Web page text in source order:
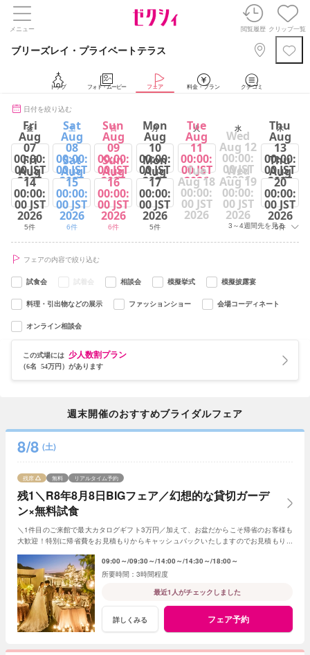
メニュー 閲覧履歴 クリップ一覧
ブリーズレイ・プライベートテラス
トップ フォト・ムービー フェア 料金・プラン クチコミ
日付を絞り込む
金 土 日 月 火 水 木
Fri
Aug
07
00:00:
00 JST
2026
5件
Sat
Aug
08
00:00:
00 JST
2026
6件
Sun
Aug
09
00:00:
00 JST
2026
6件
Mon
Aug
10
00:00:
00 JST
2026
5件
Tue
Aug
11
00:00:
00 JST
2026
6件
Wed
Aug 12
00:00:
00 JST
2026
Thu
Aug
13
00:00:
00 JST
2026
5件
Fri
Aug
14
00:00:
00 JST
2026
5件
Sat
Aug
15
00:00:
00 JST
2026
6件
Sun
Aug
16
00:00:
00 JST
2026
6件
Mon
Aug
17
00:00:
00 JST
2026
5件
Tue
Aug 18
00:00:
00 JST
2026
Wed
Aug 19
00:00:
00 JST
2026
Thu
Aug
20
00:00:
00 JST
2026
5件
3～4週間先を見る
フェアの内容で絞り込む
試食会 試着会 相談会 模擬挙式 模擬披露宴
料理・引出物などの展示 ファッションショー 会場コーディネート
オンライン相談会
この式場には 少人数割プラン
（6名 54万円）があります
週末開催のおすすめブライダルフェア
8/8 (土)
残1＼R8年8月8日BIGフェア／幻想的な貸切ガーデ
ン×無料試食
残席 無料 リアルタイム予約
＼1件目のご来館で最大カタログギフト3万円／加えて、お盆だからこそ帰省のお客様も
大歓迎！特別に帰省費をお見積もりからキャッシュバックいたしますのでお見積もり作
09:00～ 09:30～ 14:00～ 14:30～ 18:00～
3時間程度
最近1人がチェックしました
詳しくみる フェア予約